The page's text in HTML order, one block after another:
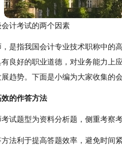
计考试的两个因素
是指我国会计专业技术职称中的
良好的职业道德，对业务能力上
趋势。下面是小编为大家收集的
的作答方法
试题型为资料分析题，侧重考察
法利于提高答题效率，避免时间